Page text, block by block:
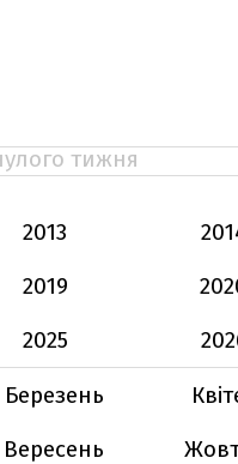
тижня
2013
2019
2025
Березень
Вересень